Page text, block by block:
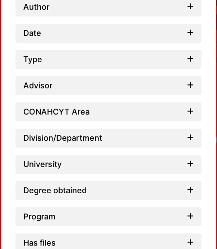
Author
Date
Type
Advisor
CONAHCYT Area
Division/Department
University
Degree obtained
Program
Has files